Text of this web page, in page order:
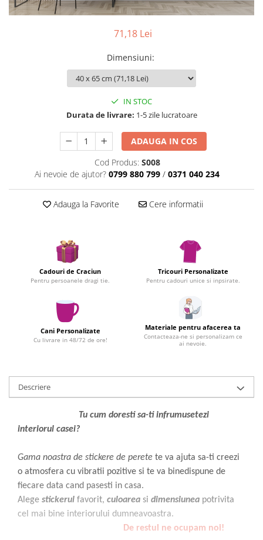
Pereti textili
Accesorii
Mese
Corturi Pliabile
Infoboard
Steaguri
Standuri expozitionale
Standuri Mari
Standuri Medii
71,18 Lei
Dimensiuni:
IN STOC
Durata de livrare: 1-5 zile lucratoare
ADAUGA IN COS
Cod Produs: S008
Ai nevoie de ajutor? 0799 880 799 / 0371 040 234
Adauga la Favorite Cere informatii
Cadouri de Craciun
Pentru persoanele dragi tie.
Tricouri Personalizate
Pentru cadouri unice si inpsirate.
Cani Personalizate
Cu livrare in 48/72 de ore!
Materiale pentru afacerea ta
Contacteaza-ne si personalizam ce
ai nevoie.
Descriere
Tu cum doresti sa-ti infrumusetezi
interiorul casei?
Gama noastra de stickere de perete te va ajuta sa-ti creezi
o atmosfera cu vibratii pozitive si te va binedispune de
fiecare data cand pasesti in casa.
Alege stickerul favorit, culoarea si dimensiunea potrivita
cel mai bine interiorului dumneavoastra.
De restul ne ocupam noi!